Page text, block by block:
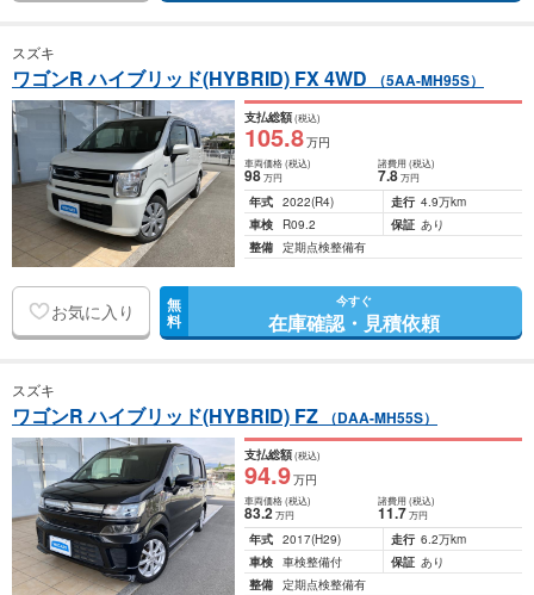
スズキ
ワゴンR ハイブリッド(HYBRID) FX 4WD （5AA-MH95S）
支払総額(税込)
105.8万円
車両価格(税込)
98万円
諸費用 (税込)
7.8 万円
年式 2022(R4) 走行 4.9万km
車検
R09.2 保証 あり
整備 定期点検整備有
お気に入り 無
料
今すぐ
在庫確認・見積依頼
スズキ
ワゴンR ハイブリッド(HYBRID) FZ （DAA-MH55S）
支払総額(税込)
94.9万円
車両価格(税込)
83.2万円
諸費用 (税込)
11.7 万円
年式 2017(H29) 走行 6.2万km
車検 車検整備付 保証 あり
整備 定期点検整備有